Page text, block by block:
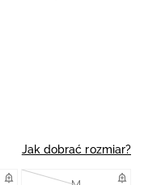
Jak dobrać rozmiar?